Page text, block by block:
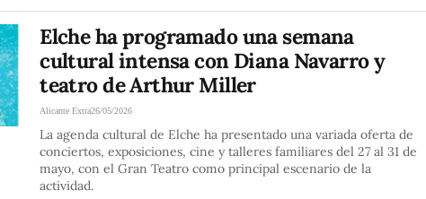
Elche ha programado una semana
cultural intensa con Diana Navarro y
teatro de Arthur Miller
Alicante Extra26/05/2026
La agenda cultural de Elche ha presentado una variada oferta de
conciertos, exposiciones, cine y talleres familiares del 27 al 31 de
mayo, con el Gran Teatro como principal escenario de la
actividad.